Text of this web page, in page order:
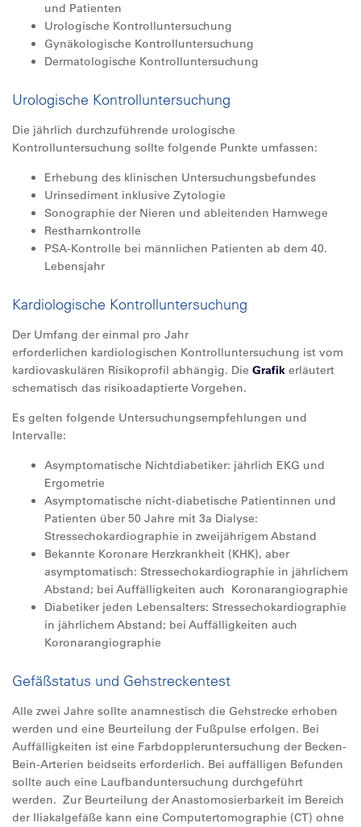
und Patienten
Urologische Kontrolluntersuchung
Gynäkologische Kontrolluntersuchung
Dermatologische Kontrolluntersuchung
Urologische Kontrolluntersuchung
Die jährlich durchzuführende urologische
Kontrolluntersuchung sollte folgende Punkte umfassen:
Erhebung des klinischen Untersuchungsbefundes
Urinsediment inklusive Zytologie
Sonographie der Nieren und ableitenden Harnwege
Restharnkontrolle
PSA-Kontrolle bei männlichen Patienten ab dem 40.
Lebensjahr
Kardiologische Kontrolluntersuchung
Der Umfang der einmal pro Jahr
erforderlichen kardiologischen Kontrolluntersuchung ist vom
kardiovaskulären Risikoprofil abhängig. Die Grafik erläutert
schematisch das risikoadaptierte Vorgehen.
Es gelten folgende Untersuchungsempfehlungen und
Intervalle:
Asymptomatische Nichtdiabetiker: jährlich EKG und
Ergometrie
Asymptomatische nicht-diabetische Patientinnen und
Patienten über 50 Jahre mit 3a Dialyse:
Stressechokardiographie in zweijährigem Abstand
Bekannte Koronare Herzkrankheit (KHK), aber
asymptomatisch: Stressechokardiographie in jährlichem
Abstand; bei Auffälligkeiten auch Koronarangiographie
Diabetiker jeden Lebensalters: Stressechokardiographie
in jährlichem Abstand; bei Auffälligkeiten auch
Koronarangiographie
Gefäßstatus und Gehstreckentest
Alle zwei Jahre sollte anamnestisch die Gehstrecke erhoben
werden und eine Beurteilung der Fußpulse erfolgen. Bei
Auffälligkeiten ist eine Farbdoppleruntersuchung der Becken-
Bein-Arterien beidseits erforderlich. Bei auffälligen Befunden
sollte auch eine Laufbanduntersuchung durchgeführt
werden. Zur Beurteilung der Anastomosierbarkeit im Bereich
der Iliakalgefäße kann eine Computertomographie (CT) ohne